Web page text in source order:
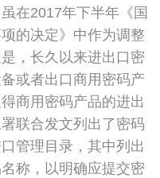
在2017年下半年《国
的决定》中作为调整
，长久以来进出口密
或者出口商用密码产
商用密码产品的进出
联合发文列出了密码
管理目录，其中列出
称，以明确应提交密